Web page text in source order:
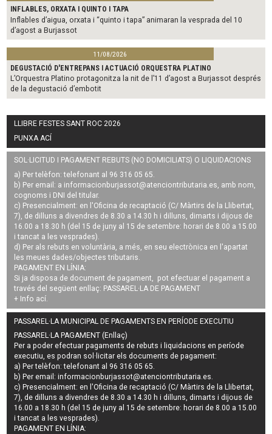
INFLABLES, ORXATA I QUINTO I TAPA
Inflables d’aigua, orxata i “quinto i tapa” animaran la vesprada del 10
d’agost a Burjassot
11/08/2026
DEGUSTACIÓ D'ENTREPANS I ACTUACIÓ ORQUESTRA PLATINO
L’Orquestra Platino protagonitza la nit de l’11 d’agost a Burjassot després
de la degustació d’embotit
LLIBRE FESTES SANT ROC 2026
PUNXA ACÍ
SOL·LICITUD I PAGAMENT REBUTS (NO DOMICILIATS) O LIQUIDACIONS
a) Per telèfon: telefonant al 96 316 05 65.
b) Per email: a informacionburjassot@atenciontributaria.es, amb nom,
cognoms i DNI del titular.
c) Presencialment: en l'Oficina de recaptació (C/ Màrtirs de la Llibertat,
7), de dilluns a divendres de 8.30 a 14.30 h i dilluns, dimarts i dijous de
16.00 a 18.30 h (del 15 de juny al 15 de setembre: horari de 8.00 a 15.00
i tancat a les vesprades).
d) Per als rebuts en voluntària, a més, en seu electrònica en l'apartat
les meues dades/objectes tributaris.
PAGAMENT EN LÍNIA:
Si ja disposa de document de pagament, pot efectuar el pagament a
través del següent enllaç: PASSAREL·LA DE PAGAMENT
+ Info ací.
PASSAREL·LA MUNICIPAL DE PAGAMENTS EN PERÍODE EXECUTIU
PASSAREL·LA PAGAMENT (Enllaç)
Per a poder efectuar pagaments derebuts i liquidacions en període
executiu, es podran sol·licitar els documents de pagament:
a) Per telèfon: telefonant al 96 316 05 65.
b) Per email:informacionburjassot@atenciontributaria.es.
c) Presencialment: en l'Oficina de recaptació (C/ Màrtirs de la Llibertat,
7), de dilluns a divendres de 8.30 a 14.30 h i dilluns, dimarts i dijous de
16.00 a 18.30 h (del 15 de juny al 15 de setembre: horari de 8.00 a 15.00
i tancat a les vesprades).
PAGAMENT EN LÍNIA: